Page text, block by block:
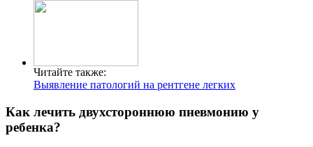
Читайте также:
Выявление патологий на рентгене легких
Как лечить двухстороннюю пневмонию у
ребенка?